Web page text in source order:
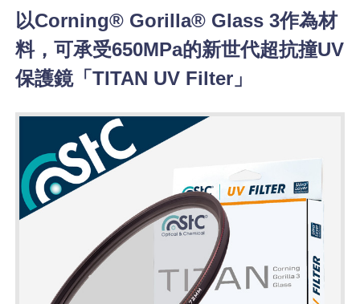
以Corning® Gorilla® Glass 3作為材
料，可承受650MPa的新世代超抗撞UV
保護鏡「TITAN UV Filter」